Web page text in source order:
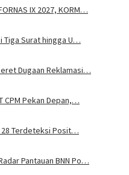
IX 2027, KORM…
Tiga Surat hingga U…
Dugaan Reklamasi…
CPM Pekan Depan,…
28 Terdeteksi Posit…
Pantauan BNN Po…